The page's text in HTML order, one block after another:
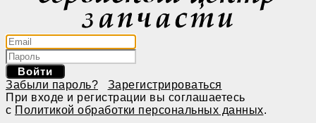
Войти
Забыли пароль?
Зарегистрироваться
При входе и регистрации вы соглашаетесь
с Политикой обработки персональных данных.